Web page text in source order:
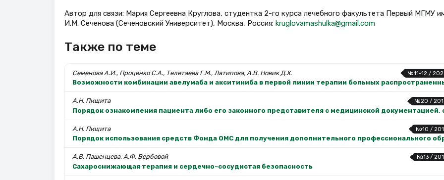
Автор для связи: Мария Сергеевна Круглова, студентка 2-го курса лечебного факультета Первый МГМУ
И.М. Сеченова (Сеченовский Университет), Москва, Россия; kruglovamashulka@gmail.com
Также по теме
№11-12 /
Семенова А.И., Проценко С.А., Телетаева Г.М., Латипова, А.В. Новик Д.Х.
Возможности комбинации авелумаба и акситиниба в первой линии терапии больных
№20 /
А.Н. Пищита
Порядок ознакомления пациента либо его законного представителя с медицинской
№10 /
А.Н. Пищита
Порядок использования средств Фонда ОМС для получения дополнительного профессионального
№13 /
А.В. Пашенцева, А.Ф. Вербовой
Сахароснижающая терапия и сердечно-сосудистая безопасность